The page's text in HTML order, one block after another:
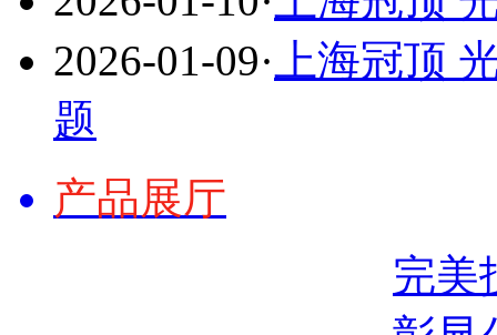
2026-01-09· 上海冠顶
题
产品展厅
完美